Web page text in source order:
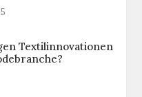
Textilinnovationen